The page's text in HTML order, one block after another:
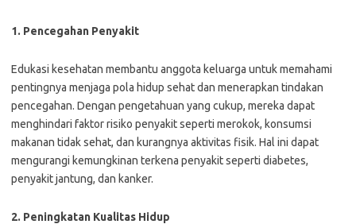
1. Pencegahan Penyakit
Edukasi kesehatan membantu anggota keluarga untuk memahami
pentingnya menjaga pola hidup sehat dan menerapkan tindakan
pencegahan. Dengan pengetahuan yang cukup, mereka dapat
menghindari faktor risiko penyakit seperti merokok, konsumsi
makanan tidak sehat, dan kurangnya aktivitas fisik. Hal ini dapat
mengurangi kemungkinan terkena penyakit seperti diabetes,
penyakit jantung, dan kanker.
2. Peningkatan Kualitas Hidup